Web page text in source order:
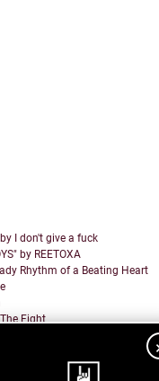
I don't give a fuck
by REETOXA
Rhythm of a Beating Heart
Fight
Wind
Light